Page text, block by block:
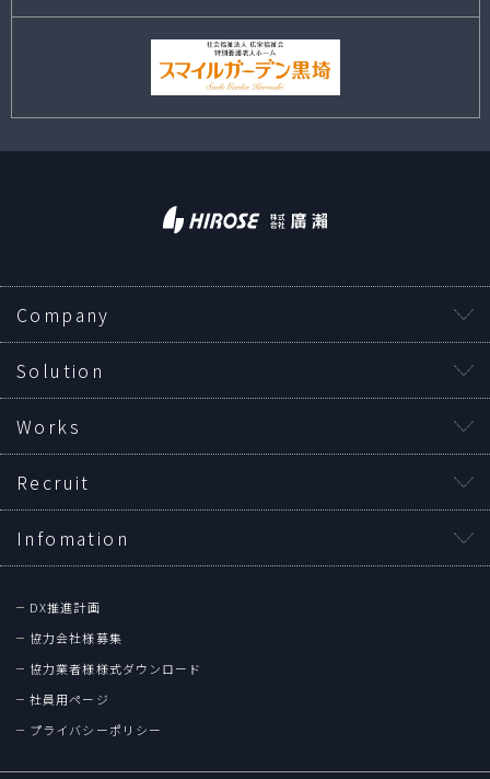
Company
Solution
Works
Recruit
Infomation
DX推進計画
協力会社様募集
協力業者様様式ダウンロード
社員用ページ
プライバシーポリシー